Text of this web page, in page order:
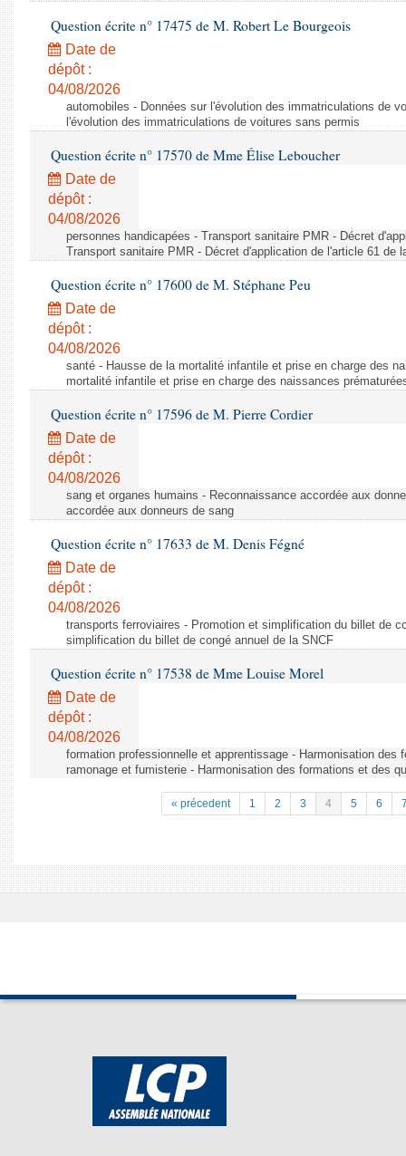
Question écrite n° 17475 de M. Robert Le Bourgeois
Date de
dépôt :
04/08/2026
automobiles - Données sur l'évolution des immatriculations de
l'évolution des immatriculations de voitures sans permis
Question écrite n° 17570 de Mme Élise Leboucher
Date de
dépôt :
04/08/2026
personnes handicapées - Transport sanitaire PMR - Décret
Transport sanitaire PMR - Décret d'application de l'article 61 de
Question écrite n° 17600 de M. Stéphane Peu
Date de
dépôt :
04/08/2026
santé - Hausse de la mortalité infantile et prise en charge des
mortalité infantile et prise en charge des naissances
Question écrite n° 17596 de M. Pierre Cordier
Date de
dépôt :
04/08/2026
sang et organes humains - Reconnaissance accordée aux
accordée aux donneurs de sang
Question écrite n° 17633 de M. Denis Fégné
Date de
dépôt :
04/08/2026
transports ferroviaires - Promotion et simplification du billet de
simplification du billet de congé annuel de la SNCF
Question écrite n° 17538 de Mme Louise Morel
Date de
dépôt :
04/08/2026
formation professionnelle et apprentissage - Harmonisation des
ramonage et fumisterie - Harmonisation des formations et des
« précedent 1 2 3 4 5 6